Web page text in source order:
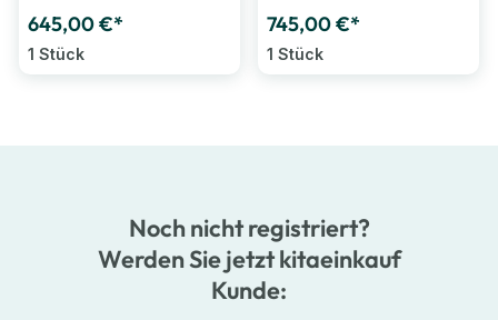
645,00 €*
1 Stück
745,00 €*
1 Stück
Noch nicht registriert?
Werden Sie jetzt kitaeinkauf
Kunde: